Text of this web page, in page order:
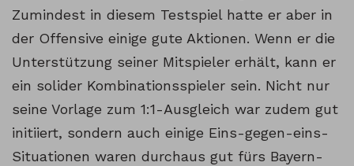
Zumindest in diesem Testspiel hatte er aber in
der Offensive einige gute Aktionen. Wenn er die
Unterstützung seiner Mitspieler erhält, kann er
ein solider Kombinationsspieler sein. Nicht nur
seine Vorlage zum 1:1-Ausgleich war zudem gut
initiiert, sondern auch einige Eins-gegen-eins-
Situationen waren durchaus gut fürs Bayern-